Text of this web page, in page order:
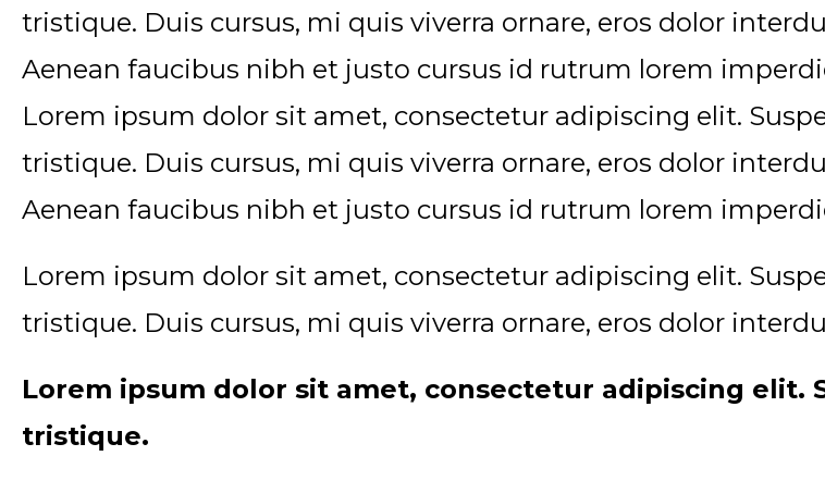
tristique. Duis cursus, mi quis viverra ornare, eros dolor
Aenean faucibus nibh et justo cursus id rutrum lorem
Lorem ipsum dolor sit amet, consectetur adipiscing elit.
tristique. Duis cursus, mi quis viverra ornare, eros dolor
Aenean faucibus nibh et justo cursus id rutrum lorem
Lorem ipsum dolor sit amet, consectetur adipiscing elit.
tristique. Duis cursus, mi quis viverra ornare, eros dolor
Lorem ipsum dolor sit amet, consectetur adipiscing elit.
tristique.